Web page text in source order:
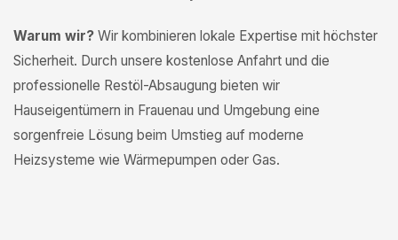
Warum wir? Wir kombinieren lokale Expertise mit höchster
Sicherheit. Durch unsere kostenlose Anfahrt und die
professionelle Restöl-Absaugung bieten wir
Hauseigentümern in Frauenau und Umgebung eine
sorgenfreie Lösung beim Umstieg auf moderne
Heizsysteme wie Wärmepumpen oder Gas.